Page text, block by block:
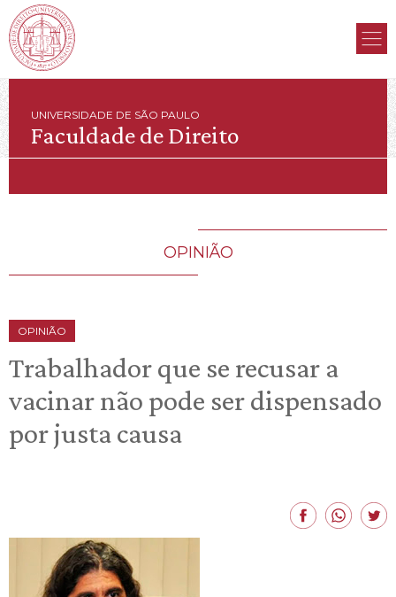
UNIVERSIDADE DE SÃO PAULO
Faculdade de Direito
OPINIÃO
OPINIÃO
Trabalhador que se recusar a
vacinar não pode ser dispensado
por justa causa